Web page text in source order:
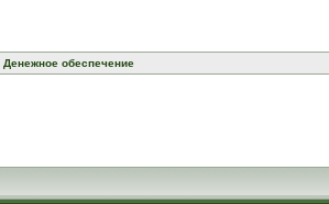
Денежное обеспечение